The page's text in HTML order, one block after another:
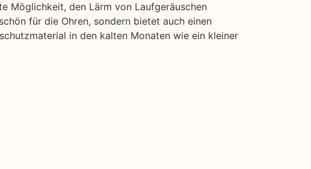
Möglichkeit, den Lärm von Laufgeräuschen
für die Ohren, sondern bietet auch einen
in den kalten Monaten wie ein kleiner